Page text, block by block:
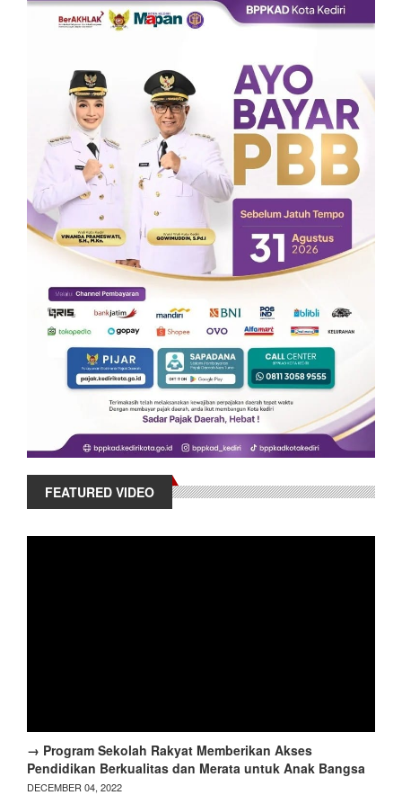
FEATURED VIDEO
→ Program Sekolah Rakyat Memberikan Akses
Pendidikan Berkualitas dan Merata untuk Anak Bangsa
DECEMBER 04, 2022